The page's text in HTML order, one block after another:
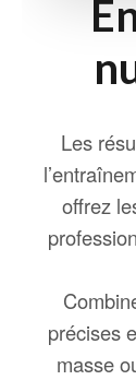
Les
offrez
précises
masse